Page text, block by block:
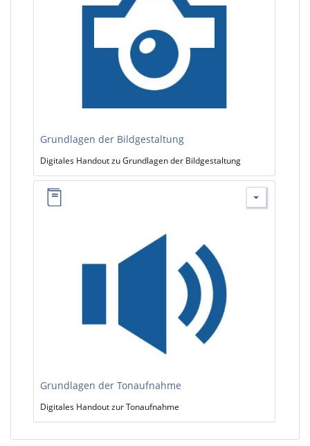
Grundlagen der Bildgestaltung
Digitales Handout zu Grundlagen der Bildgestaltung
Grundlagen der Tonaufnahme
Digitales Handout zur Tonaufnahme